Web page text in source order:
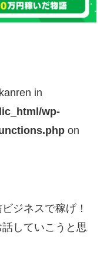
in
wp-
on
ジネスで稼げ！
していこうと思